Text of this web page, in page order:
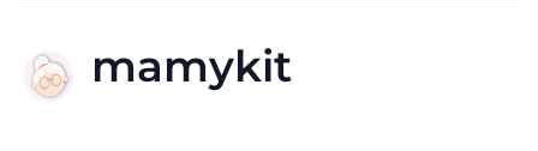
mamykit